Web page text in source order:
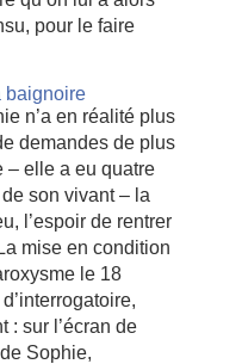
pour le faire
baignoire
n’a en réalité plus
demandes de plus
– elle a eu quatre
son vivant – la
l’espoir de rentrer
mise en condition
le 18
: sur l’écran de
Sophie,